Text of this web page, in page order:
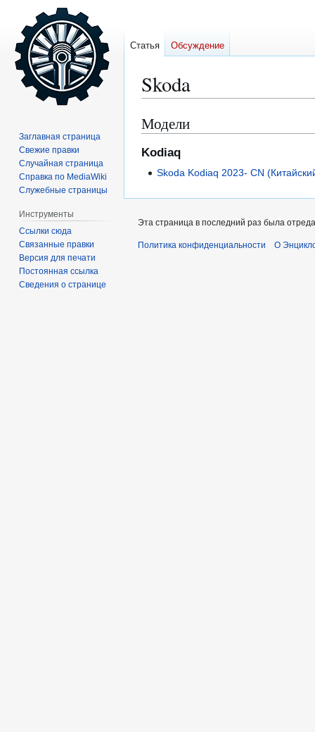
Skoda
Перейти
к
навигации
Перейти
к
поиску
Модели
Kodiaq
Skoda Kodiaq 2023- CN
Статья Обсуждение
Заглавная страница
Свежие правки
Случайная страница
Справка по MediaWiki
Служебные страницы
Инструменты
Ссылки сюда
Связанные правки
Версия для печати
Постоянная ссылка
Сведения о странице
Эта страница в последний раз была
Политика конфиденциальности О